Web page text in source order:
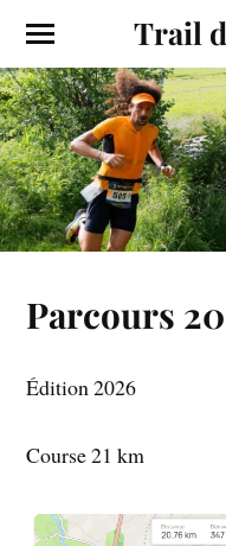
Trail
Parcours
Édition 2026
Course 21 km